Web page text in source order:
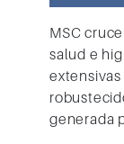
MSC
salud e
extensivas
generada